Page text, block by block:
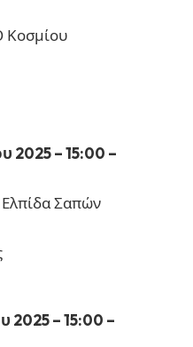
Κοσμίου
2025 – 15:00 –
Σαπών
2025 – 15:00 –